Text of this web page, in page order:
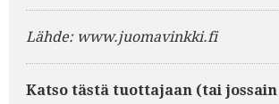
Lähde: www.juomavinkki.fi
Katso tästä tuottajaan (tai